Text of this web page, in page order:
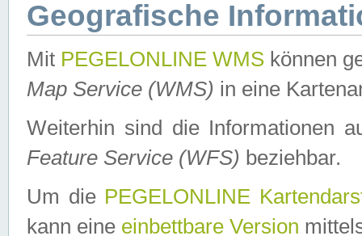
Geografische
Mit PEGELONLINE WMS können
Map Service (WMS) in eine
Weiterhin sind die Informationen
Feature Service (WFS) beziehbar.
Um die PEGELONLINE
kann eine einbettbare Version